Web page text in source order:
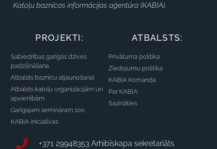
Katoļu baznīcas informācijas aģentūra (KABIA).
PROJEKTI:
Sabiedrības garīgās dzīves
padziļināšana
Atbalsts baznīcu atjaunošanai
Atbalsts katoļu organizācijām un
apvienībām
Garīgajam semināram 100
KABIA iniciatīvas
ATBALSTS:
Privātuma politika
Ziedojumu politika
KABIA Komanda
Par KABIA
Sazināties
+371 29948353 Arhibīskapa sekretariāts